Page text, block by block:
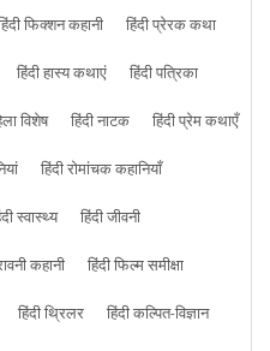
फिक्शन कहानी
हिंदी प्रेरक कथा
हिंदी हास्य कथाएं
हिंदी पत्रिका
विशेष हिंदी नाटक
हिंदी प्रेम कथाएँ
हिंदी रोमांचक कहानियाँ
स्वास्थ्य
हिंदी जीवनी
कहानी
हिंदी फिल्म समीक्षा
हिंदी थ्रिलर
हिंदी कल्पित-विज्ञान